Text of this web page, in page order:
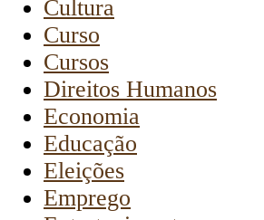
Cultura
Curso
Cursos
Direitos Humanos
Economia
Educação
Eleições
Emprego